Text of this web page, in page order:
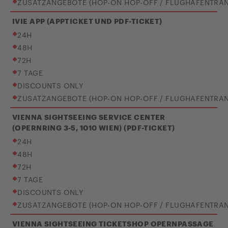
IVIE APP (APPTICKET UND PDF-TICKET)
24H
48H
72H
7 TAGE
DISCOUNTS ONLY
ZUSATZANGEBOTE (HOP-ON HOP-OFF /
VIENNA SIGHTSEEING SERVICE CENTER
(OPERNRING 3-5, 1010 WIEN) (PDF-TICKET)
24H
48H
72H
7 TAGE
DISCOUNTS ONLY
ZUSATZANGEBOTE (HOP-ON HOP-OFF /
VIENNA SIGHTSEEING TICKETSHOP OPERNPASSAGE